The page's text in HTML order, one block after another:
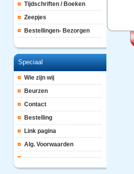
Tijdschriften / Boeken
Zeepjes
Bestellingen- Bezorgen
Speciaal
Wie zijn wij
Beurzen
Contact
Bestelling
Link pagina
Alg. Voorwaarden